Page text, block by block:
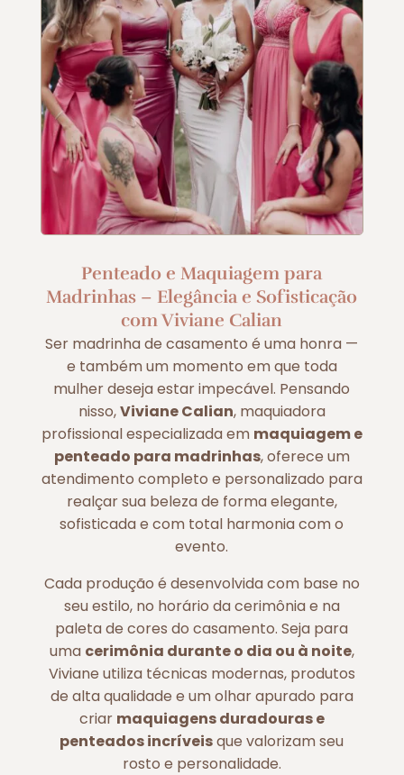
Penteado e Maquiagem para
Madrinhas – Elegância e Sofisticação
com Viviane Calian
Ser madrinha de casamento é uma honra —
e também um momento em que toda
mulher deseja estar impecável. Pensando
nisso,Viviane Calian, maquiadora
profissional especializada em maquiagem e
penteado para madrinhas, oferece um
atendimento completo e personalizado para
realçar sua beleza de forma elegante,
sofisticada e com total harmonia com o
evento.
Cada produção é desenvolvida com base no
seu estilo, no horário da cerimônia e na
paleta de cores do casamento. Seja para
uma cerimônia durante o dia ou à noite,
Viviane utiliza técnicas modernas, produtos
de alta qualidade e um olhar apurado para
criar maquiagens duradouras e
penteados incríveisque valorizam seu
rosto e personalidade.